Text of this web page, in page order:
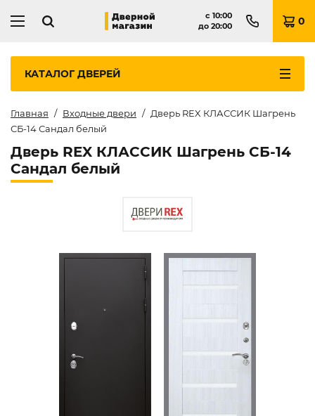
с 10:00
до 20:00 0
КАТАЛОГДВЕРЕЙ
Главная Входные двери
Дверь REX КЛАССИК Шагрень
СБ-14 Сандал белый
Дверь REX КЛАССИК Шагрень СБ-14
Сандал белый